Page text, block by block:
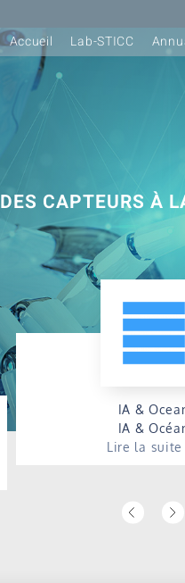
Accueil
Lab-STICC
DES CAPTEURS À
IA &
IA &
Lire la suite